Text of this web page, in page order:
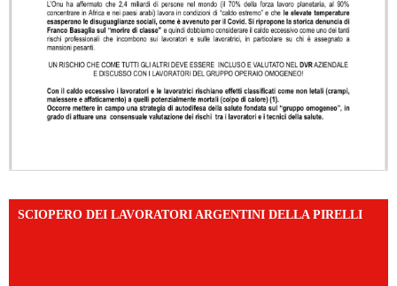
SCIOPERO DEI LAVORATORI ARGENTINI DELLA PIRELLI